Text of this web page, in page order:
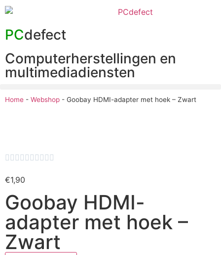
PCdefect
Computerherstellingen en
multimediadiensten
Home - Webshop - Goobay HDMI-adapter met hoek – Zwart
         
€1,90
Goobay HDMI-
adapter met hoek –
Zwart